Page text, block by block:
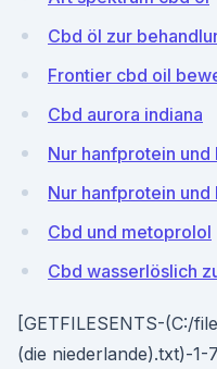
Cbd öl zur
Frontier cbd oil
Cbd aurora indiana
Nur hanfprotein
Nur hanfprotein
Cbd und metoprolol
Cbd wasserlöslich
[GETFILESENTS-(C:/
(die niederlande).txt)-1-